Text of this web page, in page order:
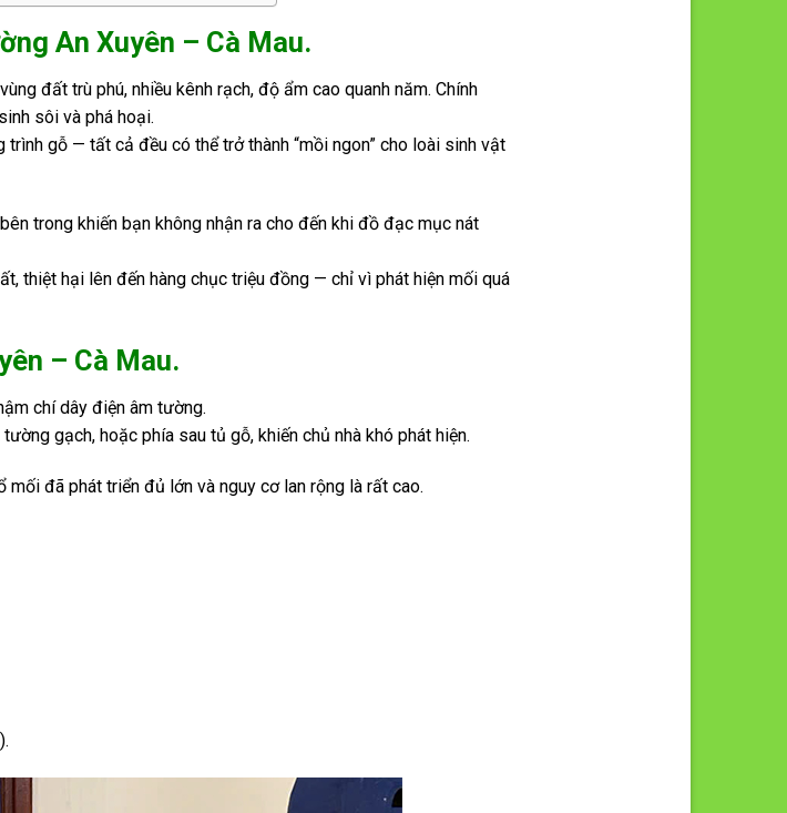
An Xuyên – Cà Mau.
đất trù phú, nhiều kênh rạch, độ ẩm cao quanh năm. Chính
sôi và phá hoại.
gỗ — tất cả đều có thể trở thành “mồi ngon” cho loài sinh vật
trong khiến bạn không nhận ra cho đến khi đồ đạc mục nát
thiệt hại lên đến hàng chục triệu đồng — chỉ vì phát hiện mối quá
– Cà Mau.
chí dây điện âm tường.
gạch, hoặc phía sau tủ gỗ, khiến chủ nhà khó phát hiện.
đã phát triển đủ lớn và nguy cơ lan rộng là rất cao.